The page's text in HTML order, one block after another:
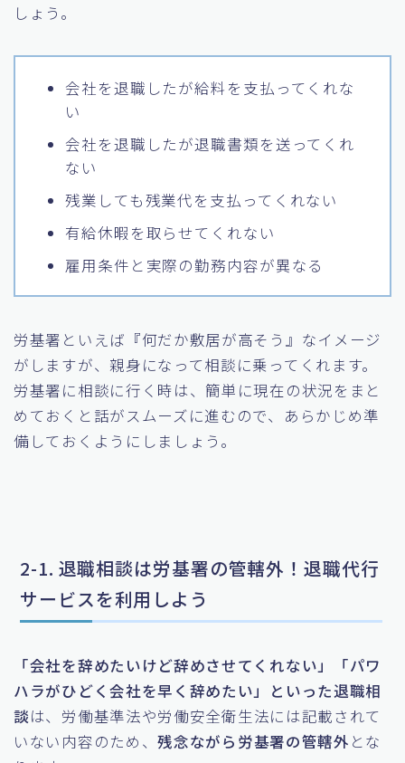
しょう。
会社を退職したが給料を支払ってくれな
い
会社を退職したが退職書類を送ってくれ
ない
残業しても残業代を支払ってくれない
有給休暇を取らせてくれない
雇用条件と実際の勤務内容が異なる
労基署といえば『何だか敷居が高そう』なイメージ
がしますが、親身になって相談に乗ってくれます。
労基署に相談に行く時は、簡単に現在の状況をまと
めておくと話がスムーズに進むので、あらかじめ準
備しておくようにしましょう。
2-1. 退職相談は労基署の管轄外！退職代行
サービスを利用しよう
「会社を辞めたいけど辞めさせてくれない」「パワ
ハラがひどく会社を早く辞めたい」といった退職相
談は、労働基準法や労働安全衛生法には記載されて
いない内容のため、残念ながら労基署の管轄外 とな